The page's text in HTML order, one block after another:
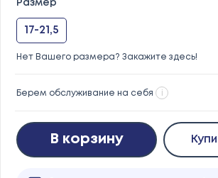
Размер
17-21,5
Нет Вашего размера? Закажите здесь!
Берем обслуживание на себя i
В корзину